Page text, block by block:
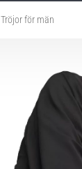
Tröjor för män